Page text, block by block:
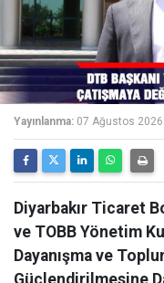
Yayınlanma: 07 Ağustos
Diyarbakır Ticaret
ve TOBB Yönetim
Dayanışma ve